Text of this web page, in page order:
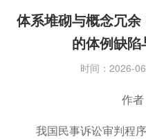
体系堆砌与概念冗
的体例缺
时间：2026-
作
我国民事诉讼审判程